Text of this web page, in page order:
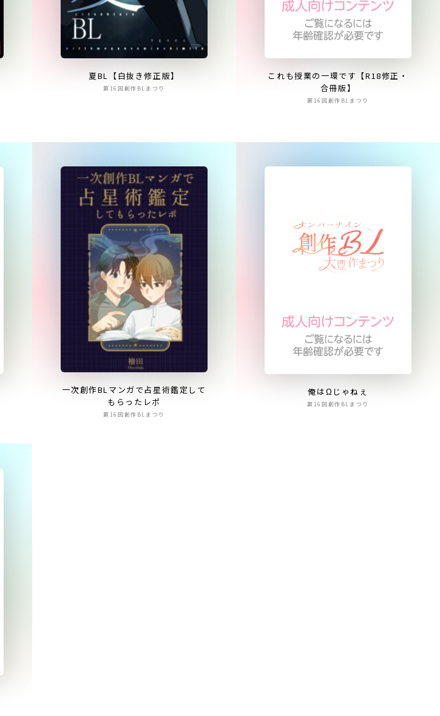
夏BL【白抜き修正版】
第16回創作BLまつり
これも授業の一環です【R18修正・
合冊版】
第16回創作BLまつり
一次創作BLマンガで占星術鑑定して
もらったレポ
第16回創作BLまつり
俺はΩじゃねぇ
第16回創作BLまつり